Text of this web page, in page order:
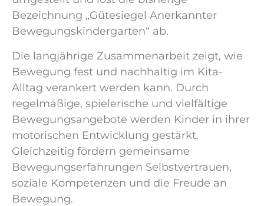
Bezeichnung „Gütesiegel Anerkannter
Bewegungskindergarten“ ab.
Die langjährige Zusammenarbeit zeigt, wie
Bewegung fest und nachhaltig im Kita-
Alltag verankert werden kann. Durch
regelmäßige, spielerische und vielfältige
Bewegungsangebote werden Kinder in ihrer
motorischen Entwicklung gestärkt.
Gleichzeitig fördern gemeinsame
Bewegungserfahrungen Selbstvertrauen,
soziale Kompetenzen und die Freude an
Bewegung.